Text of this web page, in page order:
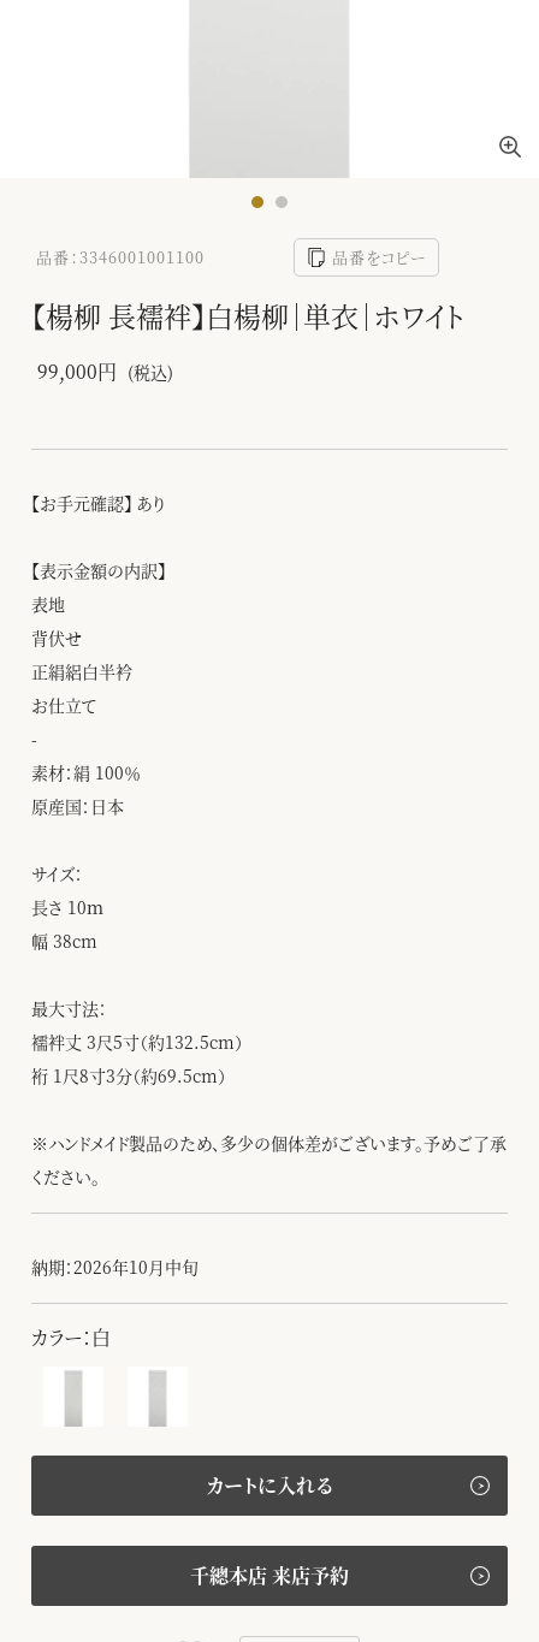
品番：3346001001100 品番をコピー
【楊柳 長襦袢】白楊柳｜単衣｜ホワイト
99,000円 (税込)
【お手元確認】 あり
【表示金額の内訳】
表地
背伏せ
正絹絽白半衿
お仕立て
-
素材：絹 100％
原産国：日本
サイズ：
長さ 10ｍ
幅 38cm
最大寸法：
襦袢丈 3尺5寸（約132.5cm）
裄 1尺8寸3分（約69.5cm）
※ハンドメイド製品のため、多少の個体差がございます。予めご了承
ください。
納期：2026年10月中旬
カラー：白
カートに入れる
千總本店 来店予約